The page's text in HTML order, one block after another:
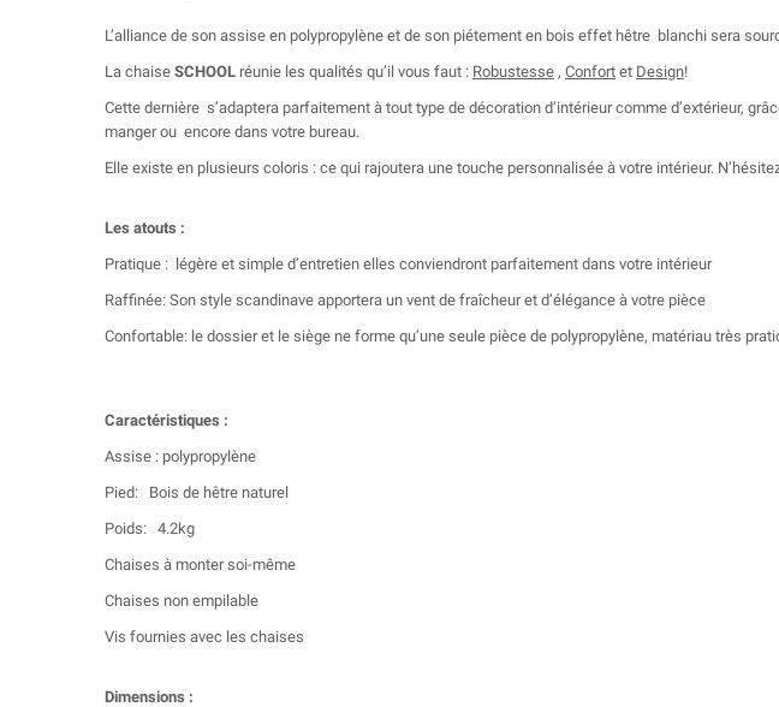
L’alliance de son assise en polypropylène et de son piétement en bois effet hêtre blanchi sera
La chaise SCHOOL réunie les qualités qu’il vous faut : Robustesse , Confort et Design!
Cette dernière s’adaptera parfaitement à tout type de décoration d’intérieur comme d’extérieur,
manger ou encore dans votre bureau.
Elle existe en plusieurs coloris : ce qui rajoutera une touche personnalisée à votre intérieur.
Les atouts :
Pratique : légère et simple d’entretien elles conviendront parfaitement dans votre intérieur
Raffinée: Son style scandinave apportera un vent de fraîcheur et d’élégance à votre pièce
Confortable: le dossier et le siège ne forme qu’une seule pièce de polypropylène, matériau très
Caractéristiques :
Assise : polypropylène
Pied: Bois de hêtre naturel
Poids: 4.2kg
Chaises à monter soi-même
Chaises non empilable
Vis fournies avec les chaises
Dimensions :